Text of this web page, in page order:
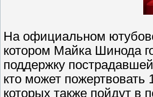
На официальном
котором Майка Шинода
поддержку
кто может
которых также пойдут в